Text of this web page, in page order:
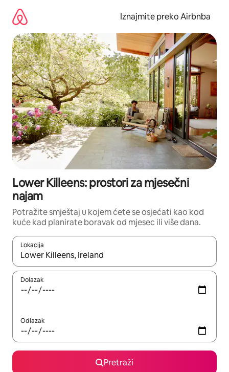
sadržaj
Iznajmite preko Airbnba
Lower Killeens: prostori za mjesečni
najam
Potražite smještaj u kojem ćete se osjećati kao kod
kuće kad planirate boravak od mjesec ili više dana.
Lokacija
Kada budu dostupni rezultati, moći ćete ih pregledati
Dolazak
Odlazak
Pretraži